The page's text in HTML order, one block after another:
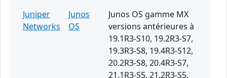
Juniper
Networks
Junos
OS
Junos OS gamme MX
versions antérieures à
19.1R3-S10, 19.2R3-S7,
19.3R3-S8, 19.4R3-S12,
20.2R3-S8, 20.4R3-S7,
21.1R3-S5, 21.2R3-S5,